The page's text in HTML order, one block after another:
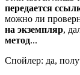
передается
можно ли
на экземпляр,
метод...
Спойлер: да,